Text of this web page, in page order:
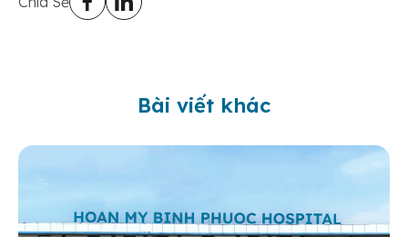
Bài viết khác